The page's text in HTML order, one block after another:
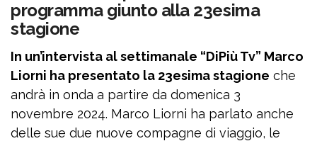
programma giunto alla 23esima
stagione
In un’intervista al settimanale “DiPiù Tv” Marco
Liorni ha presentato la 23esima stagione che
andrà in onda a partire da domenica 3
novembre 2024. Marco Liorni ha parlato anche
delle sue due nuove compagne di viaggio, le